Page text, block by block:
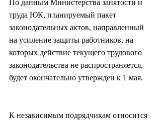
По данным Министерства занятости и
труда ЮК, планируемый пакет
законодательных актов, направленный
на усиление защиты работников, на
которых действие текущего трудового
законодательства не распространяется,
будет окончательно утвержден к 1 мая.
К независимым подрядчикам относится